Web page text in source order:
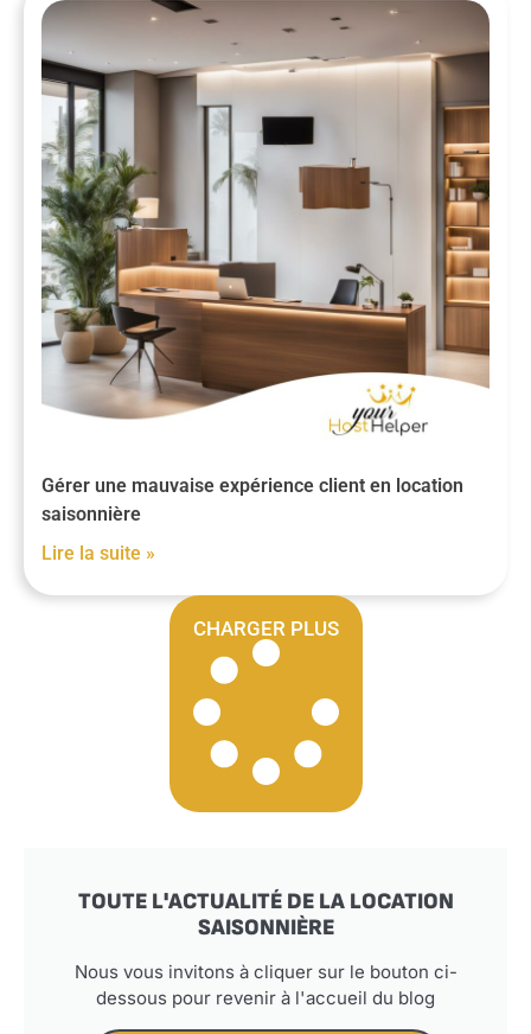
Gérer une mauvaise expérience client en location
saisonnière
Lire la suite »
CHARGER PLUS
TOUTE L'ACTUALITÉ DE LA LOCATION
SAISONNIÈRE
Nous vous invitons à cliquer sur le bouton ci-
dessous pour revenir à l'accueil du blog